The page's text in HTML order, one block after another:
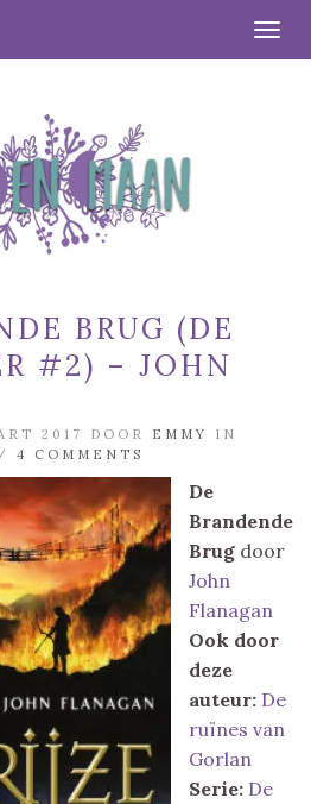
BRUG (DE
#2) – JOHN
2017 DOOR EMMY
IN
4 COMMENTS
De
Brandende
Brug door
John
Flanagan
Ook door
deze
auteur: De
ruïnes van
Gorlan
Serie: De